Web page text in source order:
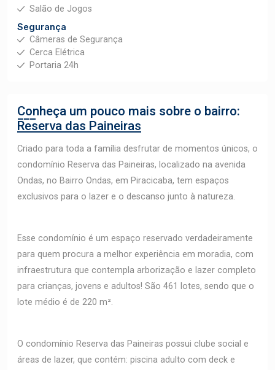
Salão de Jogos
Segurança
Câmeras de Segurança
Cerca Elétrica
Portaria 24h
Conheça um pouco mais sobre o bairro:
Reserva das Paineiras
Criado para toda a família desfrutar de momentos únicos, o
condomínio Reserva das Paineiras, localizado na avenida
Ondas, no Bairro Ondas, em Piracicaba, tem espaços
exclusivos para o lazer e o descanso junto à natureza.
Esse condomínio é um espaço reservado verdadeiramente
para quem procura a melhor experiência em moradia, com
infraestrutura que contempla arborização e lazer completo
para crianças, jovens e adultos! São 461 lotes, sendo que o
lote médio é de 220 m².
O condomínio Reserva das Paineiras possui clube social e
áreas de lazer, que contém: piscina adulto com deck e